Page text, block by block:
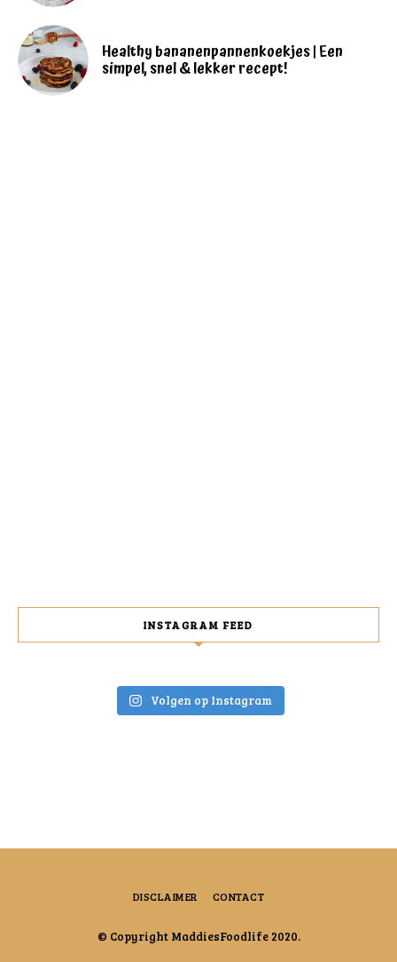
Healthy bananenpannenkoekjes | Een
simpel, snel & lekker recept!
INSTAGRAM FEED
Volgen op Instagram
DISCLAIMER CONTACT
© Copyright MaddiesFoodlife 2020.